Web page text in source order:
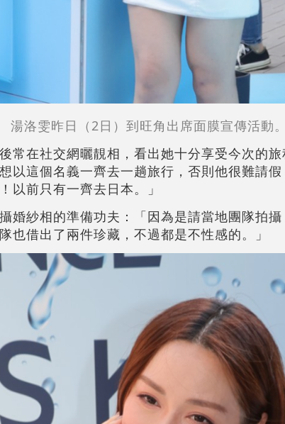
湯洛雯昨日（2日）到旺角出席面膜宣傳活動
常在社交網曬靚相，看出她十分享受今次的
以這個名義一齊去一趟旅行，否則他很難請
以前只有一齊去日本。」
婚紗相的準備功夫：「因為是請當地團隊拍
也借出了兩件珍藏，不過都是不性感的。」